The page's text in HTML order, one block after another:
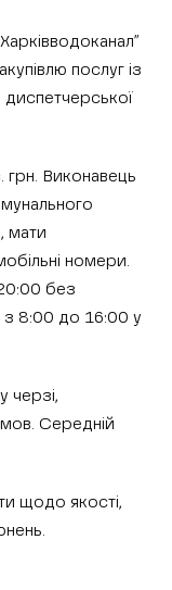
послуг із
грн. Виконавець
мати
номери.
без
з 8:00 до 16:00 у
черзі,
Середній
щодо якості,